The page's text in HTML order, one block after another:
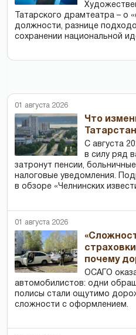
Татарского драмтеатра – о
должности, разнице
сохранении национальной
01 августа 2026
Что
С августа
в силу ряд
затронут пенсии,
налоговые уведомления.
в обзоре «Челнинских
01 августа 2026
почему
ОСАГО
автомобилистов: одни
полисы стали ощутимо
сложности с оформлением.